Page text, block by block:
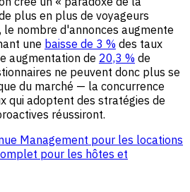
plus en plus de voyageurs
nombre d'annonces augmente
une baisse de 3 % des taux
augmentation de 20,3 % de
ne peuvent donc plus se
du marché — la concurrence
qui adoptent des stratégies de
réussiront.
Management pour les locations
pour les hôtes et